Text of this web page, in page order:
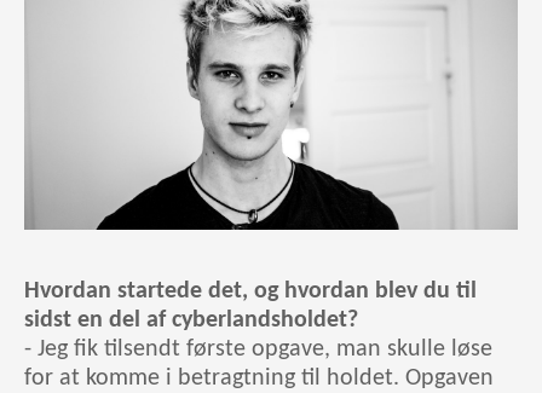
Hvordan startede det, og hvordan blev du til
sidst en del af cyberlandsholdet?
- Jeg fik tilsendt første opgave, man skulle løse
for at komme i betragtning til holdet. Opgaven